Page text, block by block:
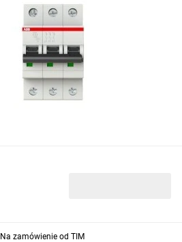
Na zamówienie od TIM